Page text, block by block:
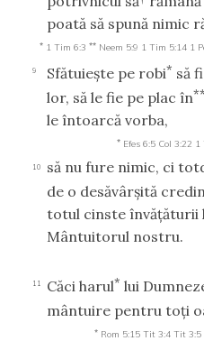
poată să spună nimic
* 1 Tim 6:3 ** Neem 5:9 1 Tim 5:14 1
9 Sfătuieşte pe robi* să
lor, să le fie pe plac în**
le întoarcă vorba,
* Efes 6:5 Col 3:22 1
10
să nu fure nimic, ci
de o desăvârşită
totul cinste învăţăturii
Mântuitorul nostru.
11 Căci harul* lui
mântuire pentru toţi
* Rom 5:15 Tit 3:4 Tit 3:5